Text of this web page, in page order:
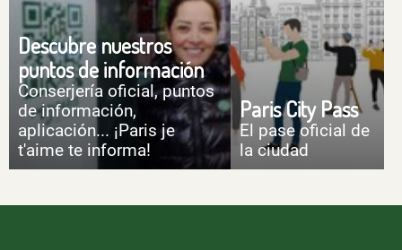
Descubre nuestros
puntos de información
Conserjería oficial, puntos
de información,
aplicación... ¡Paris je
t'aime te informa!
Paris City Pass
El pase oficial de
la ciudad